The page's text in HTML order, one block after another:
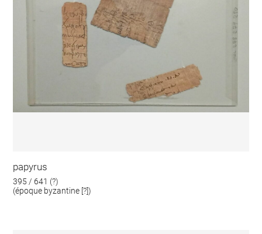
papyrus
395 / 641 (?)
(époque byzantine [?])